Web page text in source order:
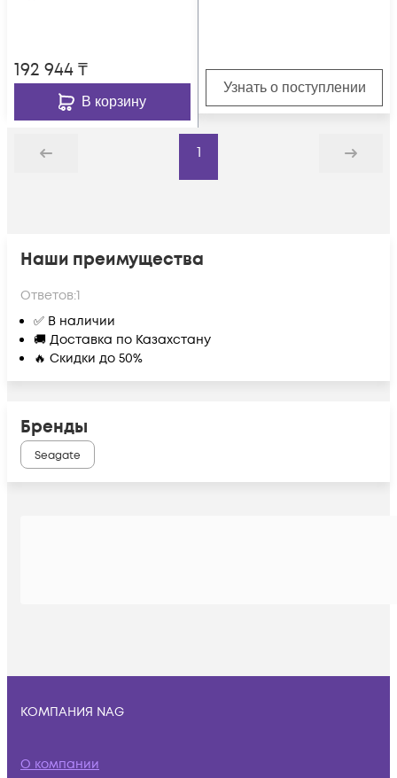
192 944₸
В корзину
Узнать о поступлении
Назад
1
Дальше
Наши преимущества
Ответов:1
✅ В наличии
🚚 Доставка по Казахстану
🔥 Скидки до 50%
Бренды
Seagate
КОМПАНИЯ NAG
О компании